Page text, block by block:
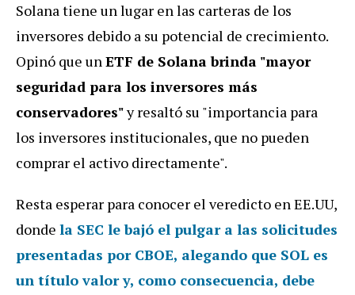
Solana tiene un lugar en las carteras de los
inversores debido a su potencial de crecimiento.
Opinó que unETF de Solana brinda "mayor
seguridad para los inversores más
conservadores"y resaltó su "importancia para
los inversores institucionales, que no pueden
comprar el activo directamente".
Resta esperar para conocer el veredicto en EE.UU,
donde la SEC le bajó el pulgar a las solicitudes
presentadas por CBOE, alegando que SOL es
un título valory, como consecuencia, debe